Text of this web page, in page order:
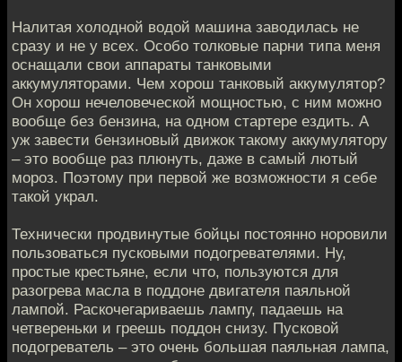
Налитая холодной водой машина заводилась не
сразу и не у всех. Особо толковые парни типа меня
оснащали свои аппараты танковыми
аккумуляторами. Чем хорош танковый аккумулятор?
Он хорош нечеловеческой мощностью, с ним можно
вообще без бензина, на одном стартере ездить. А
уж завести бензиновый движок такому аккумулятору
– это вообще раз плюнуть, даже в самый лютый
мороз. Поэтому при первой же возможности я себе
такой украл.
Технически продвинутые бойцы постоянно норовили
пользоваться пусковыми подогревателями. Ну,
простые крестьяне, если что, пользуются для
разогрева масла в поддоне двигателя паяльной
лампой. Раскочегариваешь лампу, падаешь на
четвереньки и греешь поддон снизу. Пусковой
подогреватель – это очень большая паяльная лампа,